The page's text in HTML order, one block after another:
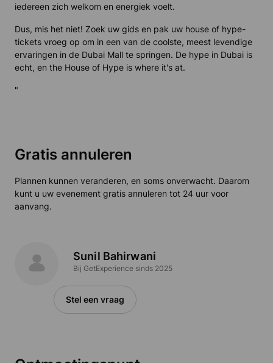
iedereen zich welkom en energiek voelt.
Dus, mis het niet! Zoek uw gids en pak uw house of hype-
tickets vroeg op om in een van de coolste, meest levendige
ervaringen in de Dubai Mall te springen. De hype in Dubai is
echt, en the House of Hype is where it's at.
"
Gratis annuleren
Plannen kunnen veranderen, en soms onverwacht. Daarom
kunt u uw evenement gratis annuleren tot 24 uur voor
aanvang.
Sunil Bahirwani
Bij GetExperience sinds 2025
Stel een vraag